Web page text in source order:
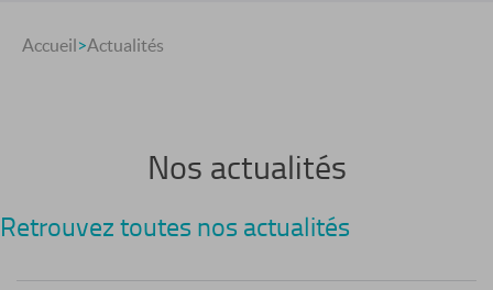
Accueil>Actualités
Nos actualités
Retrouvez toutes nos actualités